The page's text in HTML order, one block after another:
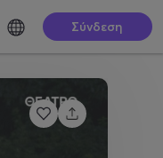
Σύνδεση